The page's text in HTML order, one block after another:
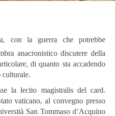
con la guerra che potrebbe
anacronistico discutere della
di quanto sta accadendo
culturale.
la lectio magistralis del card.
vaticano, al convegno presso
San Tommaso d’Acquino